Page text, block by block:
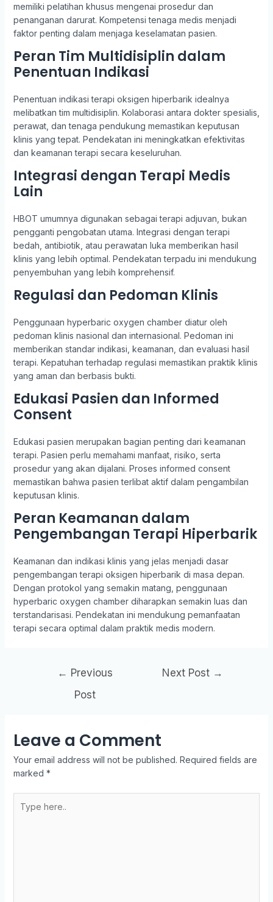
memiliki pelatihan khusus mengenai prosedur dan
penanganan darurat. Kompetensi tenaga medis menjadi
faktor penting dalam menjaga keselamatan pasien.
Peran Tim Multidisiplin dalam
Penentuan Indikasi
Penentuan indikasi terapi oksigen hiperbarik idealnya
melibatkan tim multidisiplin. Kolaborasi antara dokter spesialis,
perawat, dan tenaga pendukung memastikan keputusan
klinis yang tepat. Pendekatan ini meningkatkan efektivitas
dan keamanan terapi secara keseluruhan.
Integrasi dengan Terapi Medis
Lain
HBOT umumnya digunakan sebagai terapi adjuvan, bukan
pengganti pengobatan utama. Integrasi dengan terapi
bedah, antibiotik, atau perawatan luka memberikan hasil
klinis yang lebih optimal. Pendekatan terpadu ini mendukung
penyembuhan yang lebih komprehensif.
Regulasi dan Pedoman Klinis
Penggunaan hyperbaric oxygen chamber diatur oleh
pedoman klinis nasional dan internasional. Pedoman ini
memberikan standar indikasi, keamanan, dan evaluasi hasil
terapi. Kepatuhan terhadap regulasi memastikan praktik klinis
yang aman dan berbasis bukti.
Edukasi Pasien dan Informed
Consent
Edukasi pasien merupakan bagian penting dari keamanan
terapi. Pasien perlu memahami manfaat, risiko, serta
prosedur yang akan dijalani. Proses informed consent
memastikan bahwa pasien terlibat aktif dalam pengambilan
keputusan klinis.
Peran Keamanan dalam
Pengembangan Terapi Hiperbarik
Keamanan dan indikasi klinis yang jelas menjadi dasar
pengembangan terapi oksigen hiperbarik di masa depan.
Dengan protokol yang semakin matang, penggunaan
hyperbaric oxygen chamber diharapkan semakin luas dan
terstandarisasi. Pendekatan ini mendukung pemanfaatan
terapi secara optimal dalam praktik medis modern.
← Previous
Post
Next Post →
Leave a Comment
Your email address will not be published. Required fields are
marked *